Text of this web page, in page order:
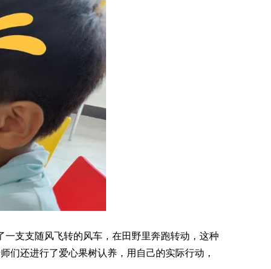
支支随风飞转的风车，在田野里奔跑转动，这种
们还进行了爱心果树认养，用自己的实际行动，